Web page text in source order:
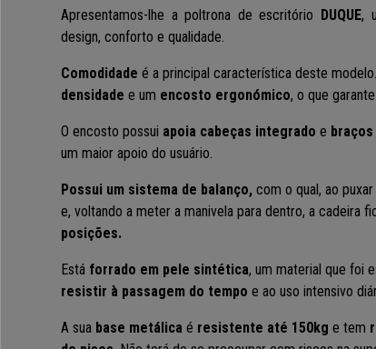
Apresentamos-lhe a poltrona de escritório DUQUE,
design, conforto e qualidade.
Comodidade é a principal característica deste
densidade e um encosto ergonómico, o que
O encosto possui apoia cabeças integrado e
um maior apoio do usuário.
Possui um sistema de balanço, com o qual, ao
e, voltando a meter a manivela para dentro, a cadeira
posições.
Está forrado em pele sintética, um material que foi
resistir à passagem do tempo e ao uso intensivo
A sua base metálica é resistente até 150kg e tem